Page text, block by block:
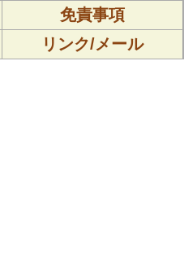
免責事項
リンク/メール